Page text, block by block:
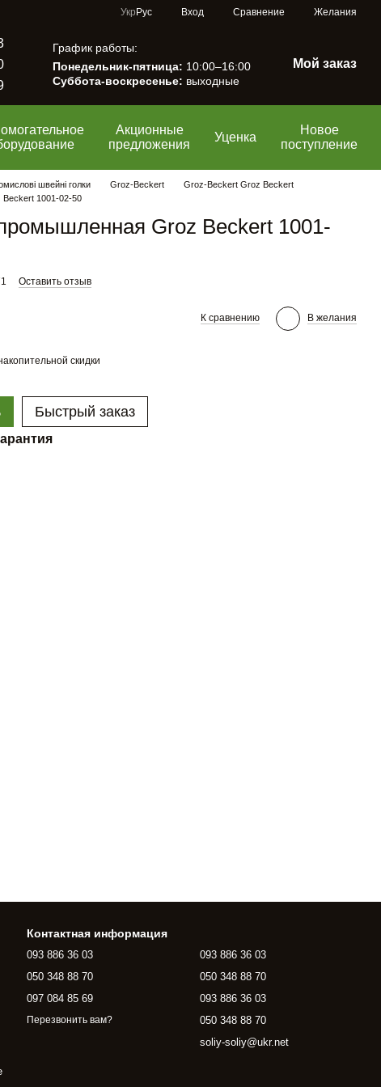
Укр Рус Вход Сравнение Желания
График работы:
Понедельник-пятница: 10:00–16:00
Суббота-воскресенье: выходные
Мой заказ
Акционные
предложения
Уценка
Новое
поступление
швейні голки Groz-Beckert
Groz-Beckert Groz Beckert
1001-02-50
Groz Beckert 1001-
Оставить отзыв
К сравнению В желания
скидки
Быстрый заказ
Контактная информация
093 886 36 03
050 348 88 70
097 084 85 69
Перезвонить вам?
093 886 36 03
050 348 88 70
093 886 36 03
050 348 88 70
soliy-soliy@ukr.net